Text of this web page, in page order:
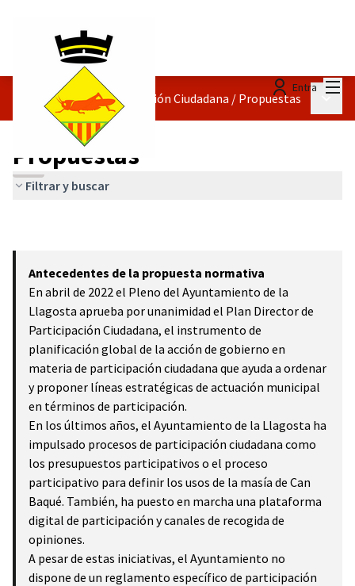
Entra
Reglamento de Participación Ciudadana / Propuestas
Propuestas
Filtrar y buscar
Antecedentes de la propuesta normativa
En abril de 2022 el Pleno del Ayuntamiento de la
Llagosta aprueba por unanimidad el Plan Director de
Participación Ciudadana, el instrumento de
planificación global de la acción de gobierno en
materia de participación ciudadana que ayuda a ordenar
y proponer líneas estratégicas de actuación municipal
en términos de participación.
En los últimos años, el Ayuntamiento de la Llagosta ha
impulsado procesos de participación ciudadana como
los presupuestos participativos o el proceso
participativo para definir los usos de la masía de Can
Baqué. También, ha puesto en marcha una plataforma
digital de participación y canales de recogida de
opiniones.
A pesar de estas iniciativas, el Ayuntamiento no
dispone de un reglamento específico de participación